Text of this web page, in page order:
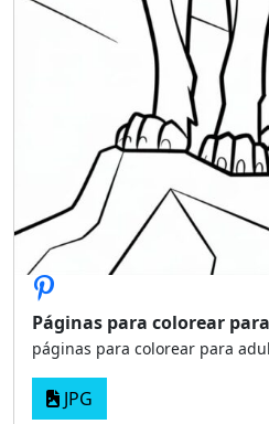
Páginas para colorear
páginas para colorear para
JPG